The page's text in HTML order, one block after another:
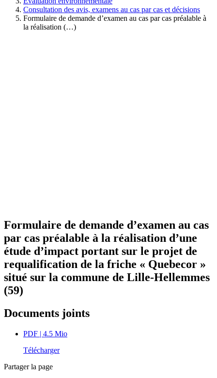
Consultation des avis, examens au cas par cas et décisions
Formulaire de demande d’examen au cas par cas préalable à
la réalisation (…)
Formulaire de demande d’examen au cas
par cas préalable à la réalisation d’une
étude d’impact portant sur le projet de
requalification de la friche « Quebecor »
situé sur la commune de Lille-Hellemmes
(59)
Documents joints
PDF | 4.5 Mio
Télécharger
Partager la page